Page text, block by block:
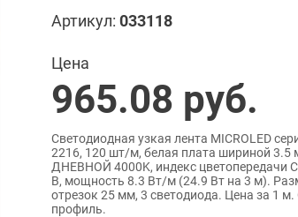
Артикул: 033118
Цена
965.08 руб.
Светодиодная узкая лента MICROLED
2216, 120 шт/м, белая плата шириной 3.5
ДНЕВНОЙ 4000K, индекс цветопередачи
В, мощность 8.3 Вт/м (24.9 Вт на 3 м).
отрезок 25 мм, 3 светодиода. Цена за 1
профиль.